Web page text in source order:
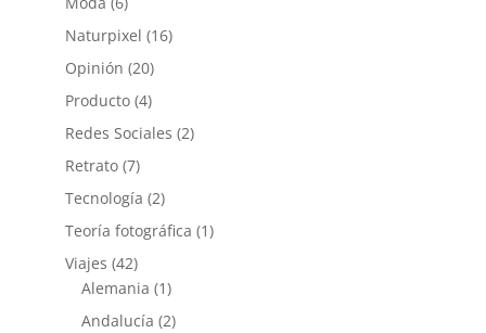
Naturpixel (16)
Opinión (20)
Producto(4)
Redes Sociales (2)
Retrato(7)
Tecnología (2)
Teoría fotográfica (1)
Viajes (42)
Alemania (1)
Andalucía (2)